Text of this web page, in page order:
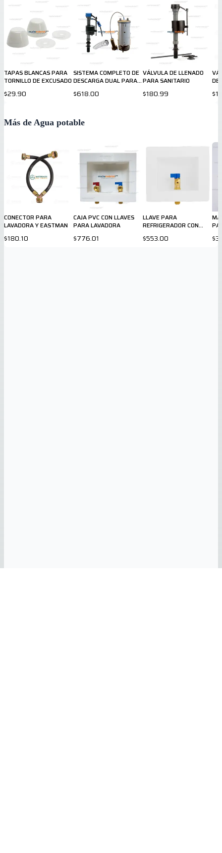
TAPAS BLANCAS PARA
TORNILLO DE EXCUSADO
$29.90
SISTEMA COMPLETO DE
DESCARGA DUAL PARA
$618.00
VÁLVULA DE LLENADO
PARA SANITARIO
$180.99
DE
Más de Agua potable
CONECTOR PARA
LAVADORA Y EASTMAN
$180.10
CAJA PVC CON LLAVES
PARA LAVADORA
$776.01
LLAVE PARA
REFRIGERADOR CON
$553.00